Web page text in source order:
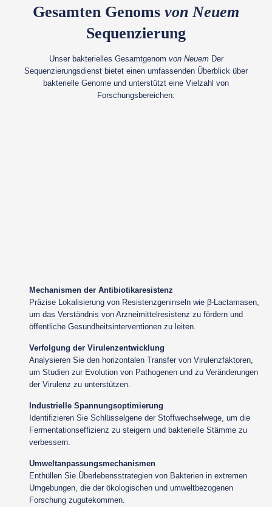
Gesamten Genoms von Neuem
Sequenzierung
Unser bakterielles Gesamtgenom von NeuemDer
Sequenzierungsdienst bietet einen umfassenden Überblick über
bakterielle Genome und unterstützt eine Vielzahl von
Forschungsbereichen:
Mechanismen der Antibiotikaresistenz
Präzise Lokalisierung von Resistenzgeninseln wie β-Lactamasen,
um das Verständnis von Arzneimittelresistenz zu fördern und
öffentliche Gesundheitsinterventionen zu leiten.
Verfolgung der Virulenzentwicklung
Analysieren Sie den horizontalen Transfer von Virulenzfaktoren,
um Studien zur Evolution von Pathogenen und zu Veränderungen
der Virulenz zu unterstützen.
Industrielle Spannungsoptimierung
Identifizieren Sie Schlüsselgene der Stoffwechselwege, um die
Fermentationseffizienz zu steigern und bakterielle Stämme zu
verbessern.
Umweltanpassungsmechanismen
Enthüllen Sie Überlebensstrategien von Bakterien in extremen
Umgebungen, die der ökologischen und umweltbezogenen
Forschung zugutekommen.